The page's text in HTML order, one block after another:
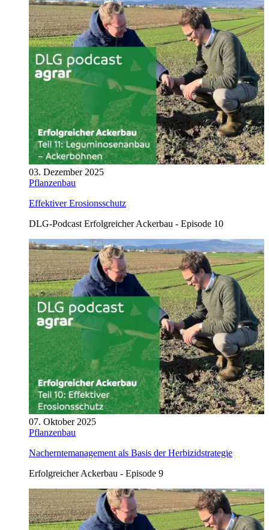
03. Dezember 2025
Pflanzenbau
Effektiver Erosionsschutz
DLG-Podcast Erfolgreicher Ackerbau - Episode 10
07. Oktober 2025
Pflanzenbau
Nacherntemanagement als Basis der Herbizidstrategie
Erfolgreicher Ackerbau - Episode 9